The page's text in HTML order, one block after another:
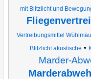
mit Blitzlicht und
Vertreibungsmittel
Blitzlicht akustische •
Marder-